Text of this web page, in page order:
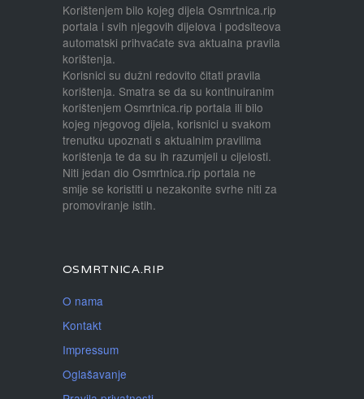
Korištenjem bilo kojeg dijela Osmrtnica.rip
portala i svih njegovih dijelova i podsiteova
automatski prihvaćate sva aktualna pravila
korištenja.
Korisnici su dužni redovito čitati pravila
korištenja. Smatra se da su kontinuiranim
korištenjem Osmrtnica.rip portala ili bilo
kojeg njegovog dijela, korisnici u svakom
trenutku upoznati s aktualnim pravilima
korištenja te da su ih razumjeli u cijelosti.
Niti jedan dio Osmrtnica.rip portala ne
smije se koristiti u nezakonite svrhe niti za
promoviranje istih.
OSMRTNICA.RIP
O nama
Kontakt
Impressum
Oglašavanje